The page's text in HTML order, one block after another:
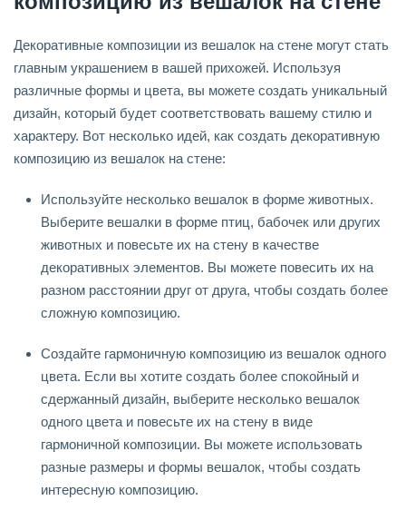
Декоративные композиции из вешалок на стене могут стать
главным украшением в вашей прихожей. Используя
различные формы и цвета, вы можете создать уникальный
дизайн, который будет соответствовать вашему стилю и
характеру. Вот несколько идей, как создать декоративную
композицию из вешалок на стене:
Используйте несколько вешалок в форме животных.
Выберите вешалки в форме птиц, бабочек или других
животных и повесьте их на стену в качестве
декоративных элементов. Вы можете повесить их на
разном расстоянии друг от друга, чтобы создать более
сложную композицию.
Создайте гармоничную композицию из вешалок одного
цвета. Если вы хотите создать более спокойный и
сдержанный дизайн, выберите несколько вешалок
одного цвета и повесьте их на стену в виде
гармоничной композиции. Вы можете использовать
разные размеры и формы вешалок, чтобы создать
интересную композицию.